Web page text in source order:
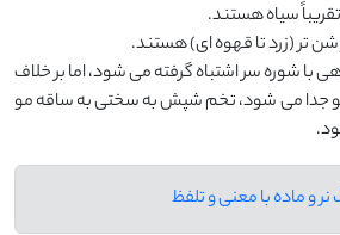
تقریباً سیاه هستند.
‌تر (زرد تا قهوه ‌ای) هستند.
با شوره سر اشتباه گرفته می ‌شود، اما بر خلاف
مو جدا می‌ شود، تخم شپش به سختی به ساقه مو
و ماده با معنی و تلفظ